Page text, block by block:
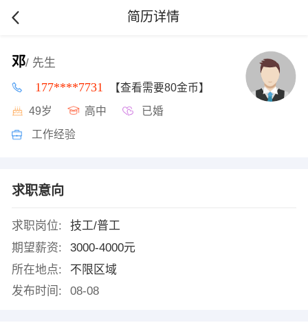
简历详情
邓/ 先生
177****7731 【查看需要80金币】
49岁 高中 已婚
工作经验
求职意向
求职岗位:
技工/普工
期望薪资:
3000-4000元
所在地点:
不限区域
发布时间:
08-08